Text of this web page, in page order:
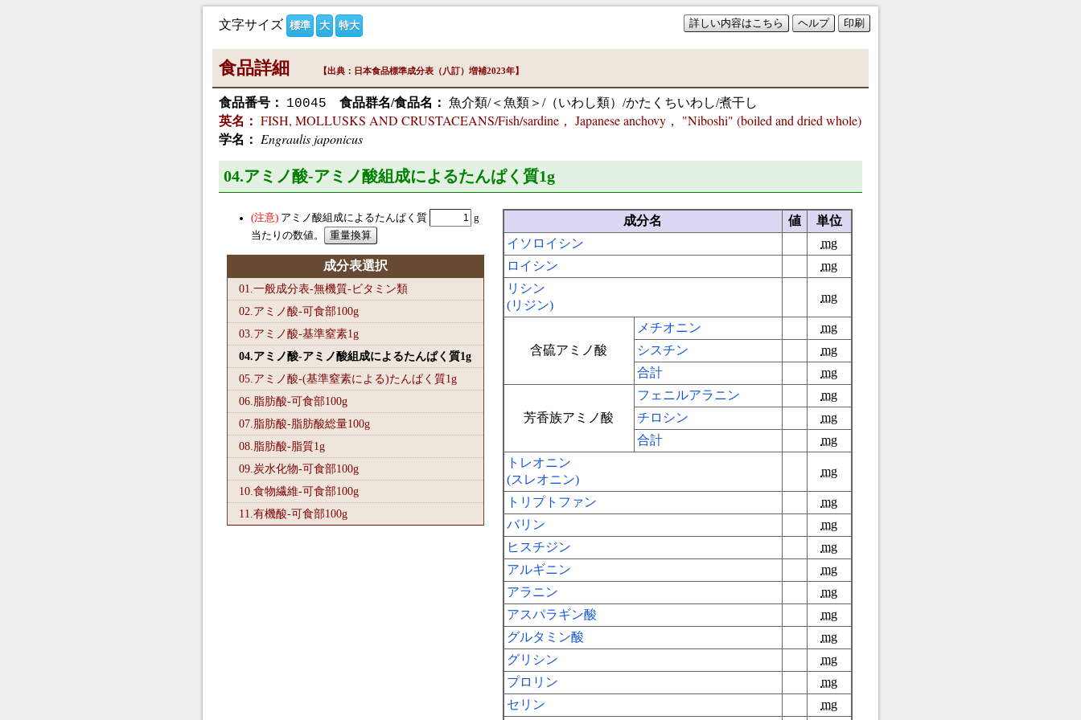
詳しい内容はこちら ヘルプ 印刷
文字サイズ 標準 大 特大
食品詳細 【出典：日本食品標準成分表（八訂）増補2023年】
食品番号： 10045 食品群名/食品名： 魚介類/＜魚類＞/（いわし類）/かたくちいわし/煮干し
英名： FISH, MOLLUSKS AND CRUSTACEANS/Fish/sardine， Japanese anchovy， "Niboshi" (boiled and dried whole)
学名： Engraulis japonicus
04.アミノ酸-アミノ酸組成によるたんぱく質1g
アミノ酸組成によるたんぱく質
g
当たりの数値。
成分表選択
01.一般成分表-無機質-ビタミン類
02.アミノ酸-可食部100g
03.アミノ酸-基準窒素1g
04.アミノ酸-アミノ酸組成によるたんぱく質1g
05.アミノ酸-(基準窒素による)たんぱく質1g
06.脂肪酸-可食部100g
07.脂肪酸-脂肪酸総量100g
08.脂肪酸-脂質1g
09.炭水化物-可食部100g
10.食物繊維-可食部100g
11.有機酸-可食部100g
成分名 値
単位
イソロイシン
mg
ロイシン
mg
リシン
(リジン)
mg
含硫アミノ酸
メチオニン
mg
シスチン
mg
合計
mg
芳香族アミノ酸
フェニルアラニン
mg
チロシン
mg
合計
mg
トレオニン
(スレオニン)
mg
トリプトファン
mg
バリン
mg
ヒスチジン
mg
アルギニン
mg
アラニン
mg
アスパラギン酸
mg
グルタミン酸
mg
グリシン
mg
プロリン
mg
セリン
mg